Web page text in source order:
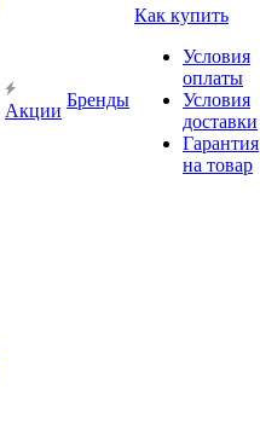
Акции
Бренды
Как купить
Условия
оплаты
Условия
доставки
Гарантия
на товар